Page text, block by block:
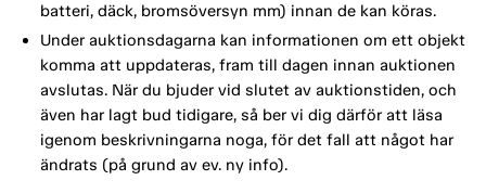
batteri, däck, bromsöversyn mm) innan de kan köras.
Under auktionsdagarna kan informationen om ett objekt
komma att uppdateras, fram till dagen innan auktionen
avslutas. När du bjuder vid slutet av auktionstiden, och
även har lagt bud tidigare, så ber vi dig därför att läsa
igenom beskrivningarna noga, för det fall att något har
ändrats (på grund av ev. ny info).